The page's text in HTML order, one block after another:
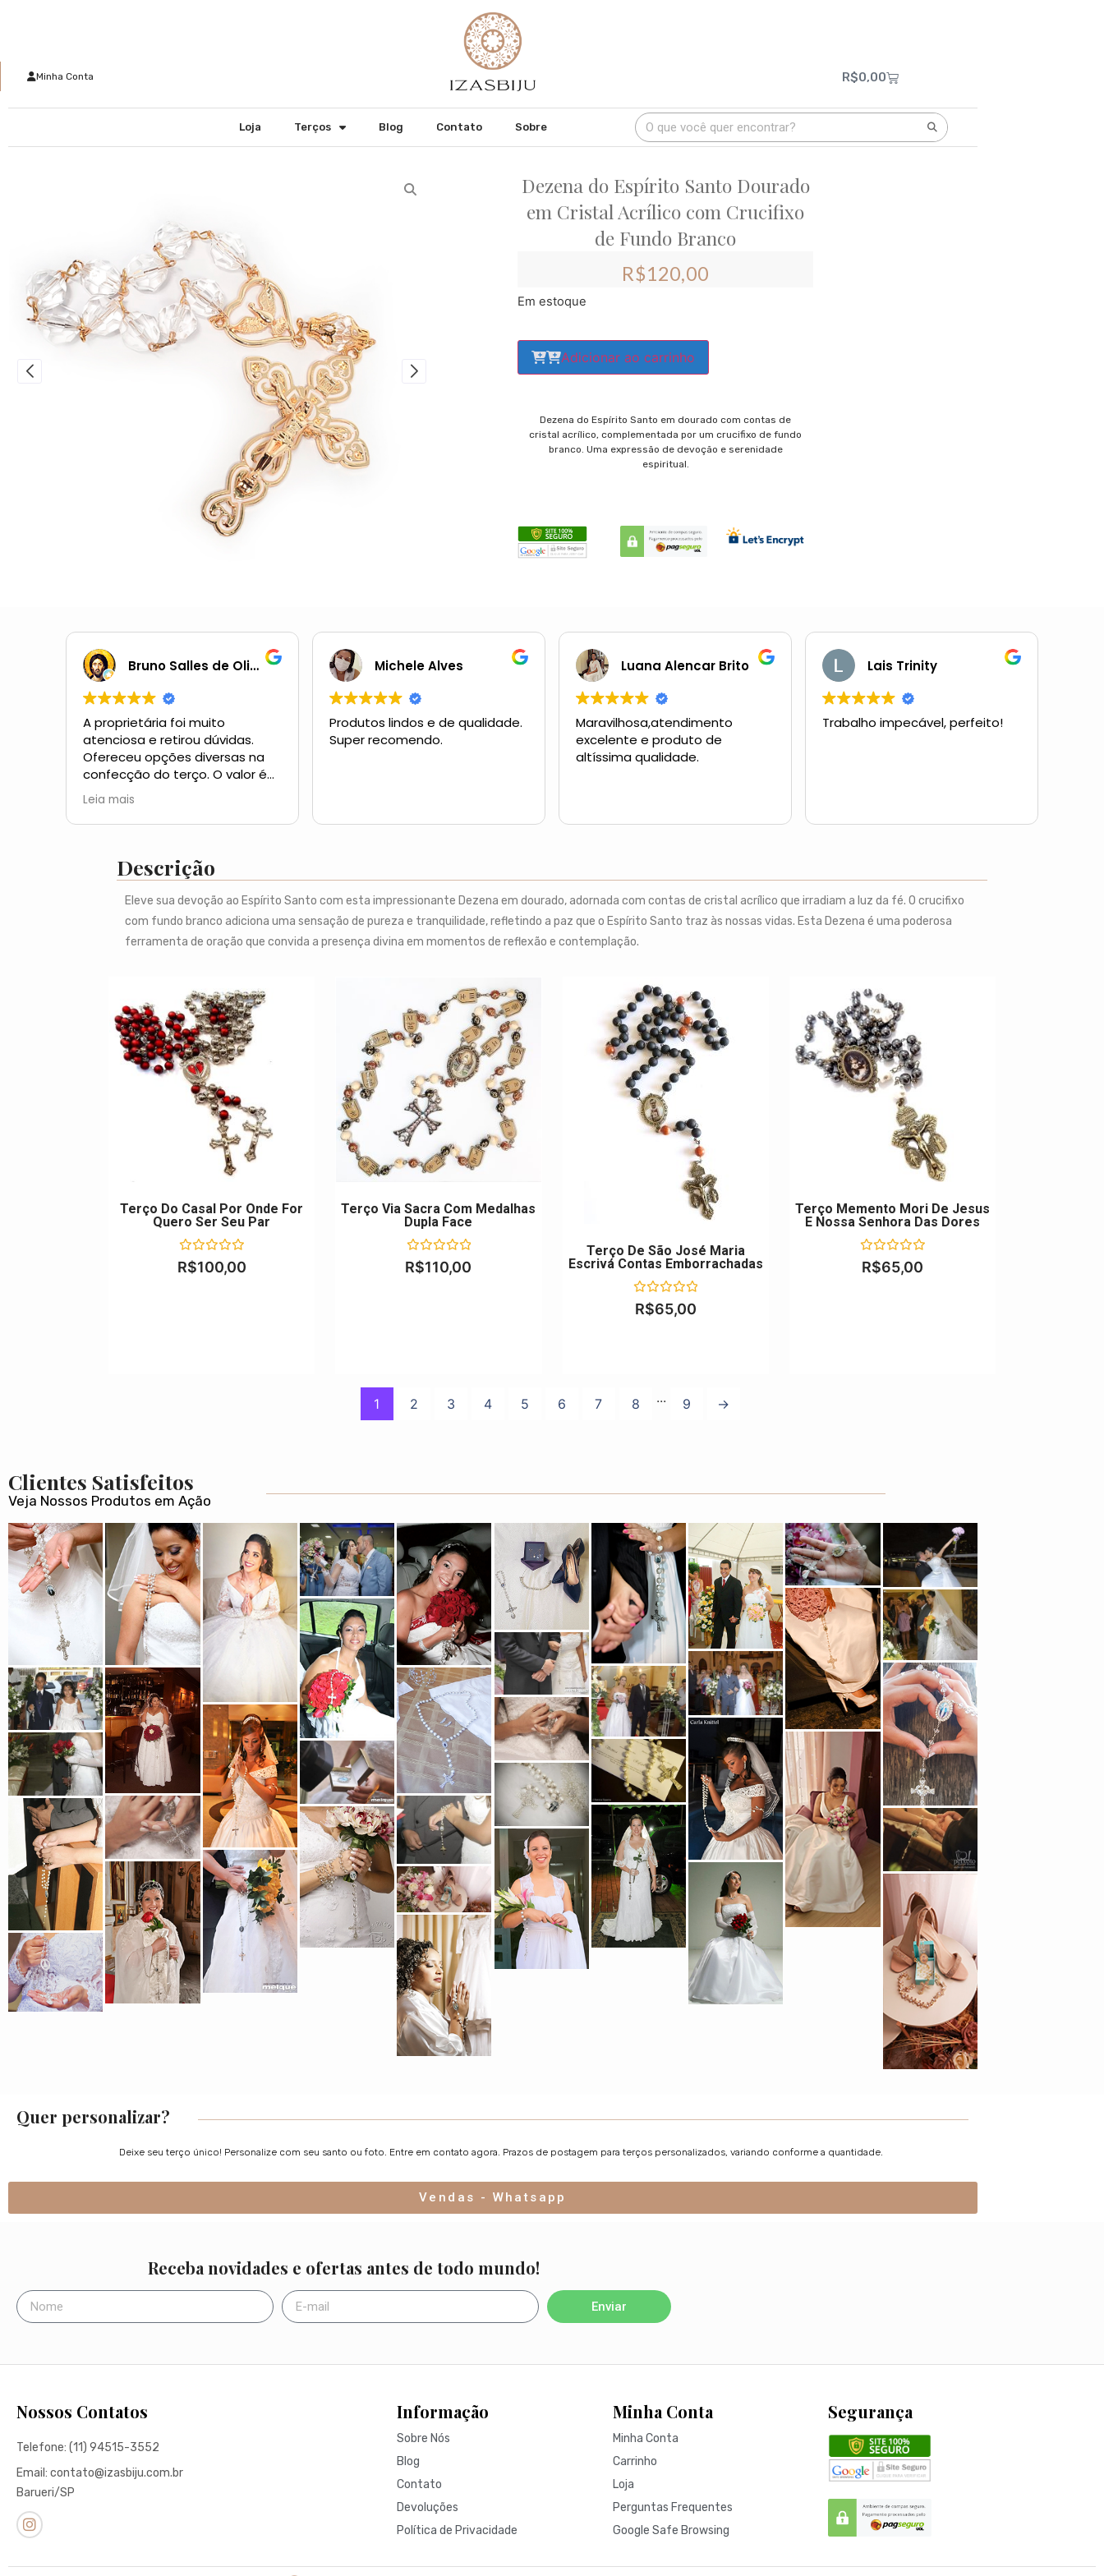
Minha Conta R$0,00
Loja Terços Blog Contato Sobre
Dezena do Espírito Santo Dourado
em Cristal Acrílico com Crucifixo
de Fundo Branco
R$120,00
Em estoque
Adicionar ao carrinho
Dezena do Espírito Santo em dourado com contas de
cristal acrílico, complementada por um crucifixo de fundo
branco. Uma expressão de devoção e serenidade
espiritual.
Bruno Salles de Oliveira
A proprietária foi muito
atenciosa e retirou dúvidas.
Ofereceu opções diversas na
confecção do terço. O valor é
muito acessível pela ótima
qualidade do material utilizado.
A postagem foi rápida. Os
não são só peças de uma
artesã, são peças de uma
pessoa de fé. Ainda enviou uns
brindes. Quem der preferência a
ela para fabricar seu terço não
terá arrependimentos. Que
abençõe o trabalho da Izasbiju.
Leia mais
Michele Alves
Produtos lindos e de qualidade.
Super recomendo.
Luana Alencar Brito
Maravilhosa,atendimento
excelente e produto de
altíssima qualidade.
Lais Trinity
Trabalho impecável, perfeito!
Descrição
Eleve sua devoção ao Espírito Santo com esta impressionante Dezena em dourado, adornada com contas de cristal acrílico que irradiam a luz da fé. O crucifixo
com fundo branco adiciona uma sensação de pureza e tranquilidade, refletindo a paz que o Espírito Santo traz às nossas vidas. Esta Dezena é uma poderosa
ferramenta de oração que convida a presença divina em momentos de reflexão e contemplação.
Terço Do Casal Por Onde For
Quero Ser Seu Par
Avaliação
0
R$100,00
Terço Via Sacra Com Medalhas
Dupla Face
Avaliação
0
R$110,00
Terço De São José Maria
Escrivá Contas Emborrachadas
Avaliação
0R$65,00
Terço Memento Mori De Jesus
E Nossa Senhora Das Dores
Avaliação
0R$65,00
1 2 3 4 5 6 7 8 ... 9 →
Clientes Satisfeitos
Veja Nossos Produtos em Ação
Quer personalizar?
Deixe seu terço único! Personalize com seu santo ou foto. Entre em contato agora. Prazos de postagem para terços personalizados, variando conforme a quantidade.
Vendas - Whatsapp
Receba novidades e ofertas antes de todo mundo!
Enviar
Nossos Contatos
Telefone: (11) 94515-3552
Email: contato@izasbiju.com.br
Barueri/SP
Informação
Sobre Nós
Blog
Contato
Devoluções
Política de Privacidade
Minha Conta
Minha Conta
Carrinho
Loja
Perguntas Frequentes
Google Safe Browsing
Segurança